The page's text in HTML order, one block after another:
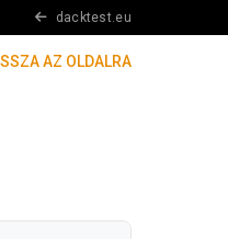
dacktest.eu
AZ OLDALRA